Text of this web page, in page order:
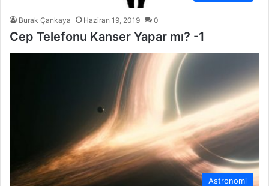
Burak Çankaya Haziran 19, 2019 0
Cep Telefonu Kanser Yapar mı? -1
Astronomi